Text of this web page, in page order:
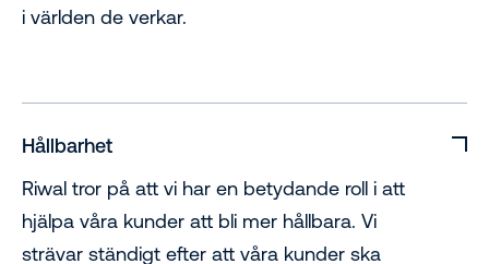
i världen de verkar.
Hållbarhet
Riwal tror på att vi har en betydande roll i att
hjälpa våra kunder att bli mer hållbara. Vi
strävar ständigt efter att våra kunder ska